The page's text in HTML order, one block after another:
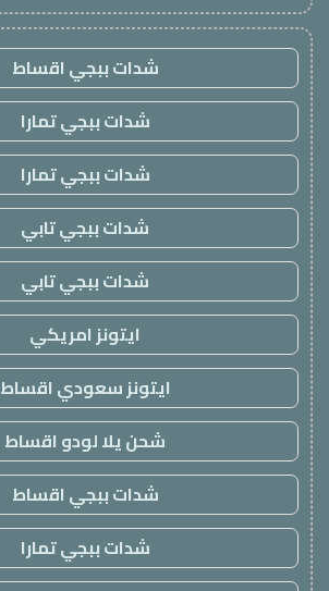
شدات ببجي اقساط
شدات ببجي تمارا
شدات ببجي تمارا
شدات ببجي تابي
شدات ببجي تابي
ايتونز امريكي
ايتونز سعودي اقساط
شحن يلا لودو اقساط
شدات ببجي اقساط
شدات ببجي تمارا